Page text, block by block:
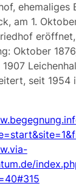
ehemaliges
am 1.
Oktober
seit 1954